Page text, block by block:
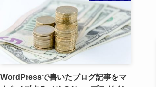
WordPressで書いたブログ記事をマ